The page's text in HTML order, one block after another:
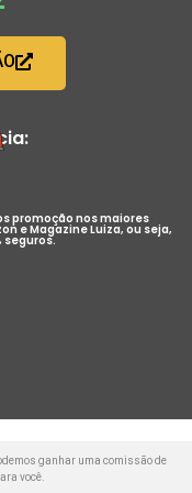
promoção nos maiores
e Magazine Luiza, ou seja,
seguros.
ganhar uma comissão de
você.